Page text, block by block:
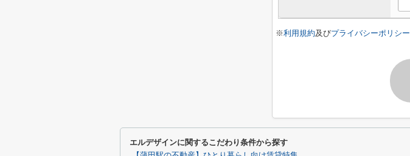
※利用規約及びプライバシーポリシー
エルデザインに関するこだわり条件から探す